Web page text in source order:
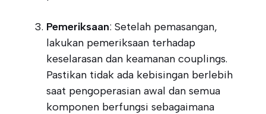
Pemeriksaan: Setelah pemasangan,
lakukan pemeriksaan terhadap
keselarasan dan keamanan couplings.
Pastikan tidak ada kebisingan berlebih
saat pengoperasian awal dan semua
komponen berfungsi sebagaimana